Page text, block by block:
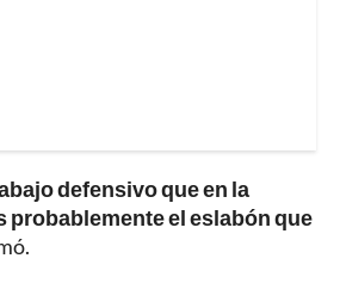
defensivo que en la
probablemente el eslabón que